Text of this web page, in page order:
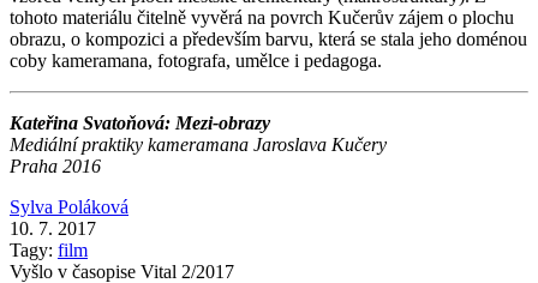
tohoto materiálu čitelně vyvěrá na povrch Kučerův zájem o plochu
obrazu, o kompozici a především barvu, která se stala jeho doménou
coby kameramana, fotografa, umělce i pedagoga.
Kateřina Svatoňová: Mezi-obrazy
Mediální praktiky kameramana Jaroslava Kučery
Praha 2016
Sylva Poláková
10. 7. 2017
Tagy: film
Vyšlo v časopise Vital 2/2017